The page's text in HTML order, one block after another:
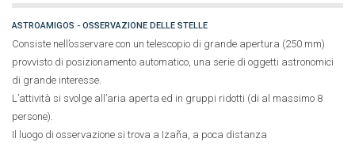
ASTROAMIGOS - OSSERVAZIONE DELLE STELLE
Consiste nell’osservare con un telescopio di grande apertura (250 mm)
provvisto di posizionamento automatico, una serie di oggetti astronomici
di grande interesse.
L’attività si svolge all’aria aperta ed in gruppi ridotti (di al massimo 8
persone).
Il luogo di osservazione si trova a Izaña, a poca distanza